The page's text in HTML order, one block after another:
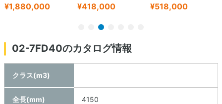
¥1,880,000 ¥418,000 ¥518,000
02-7FD40のカタログ情報
クラス(m3)
全長(mm) 4150